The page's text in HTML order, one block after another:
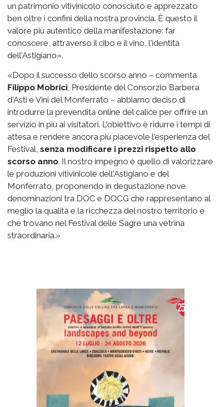
un patrimonio vitivinicolo conosciuto e apprezzato
ben oltre i confini della nostra provincia. È questo il
valore più autentico della manifestazione: far
conoscere, attraverso il cibo e il vino, l'identità
dell'Astigiano».
«Dopo il successo dello scorso anno – commenta
Filippo Mobrici , Presidente del Consorzio Barbera
d'Asti e Vini del Monferrato – abbiamo deciso di
introdurre la prevendita online del calice per offrire un
servizio in più ai visitatori. L'obiettivo è ridurre i tempi di
attesa e rendere ancora più piacevole l'esperienza del
Festival, senza modificare i prezzi rispetto allo
scorso anno. Il nostro impegno è quello di valorizzare
le produzioni vitivinicole dell'Astigiano e del
Monferrato, proponendo in degustazione nove
denominazioni tra DOC e DOCG che rappresentano al
meglio la qualità e la ricchezza del nostro territorio e
che trovano nel Festival delle Sagre una vetrina
straordinaria.»